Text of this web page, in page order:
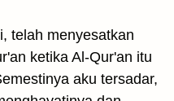
telah menyesatkan
ketika Al-Qur'an itu
aku tersadar,